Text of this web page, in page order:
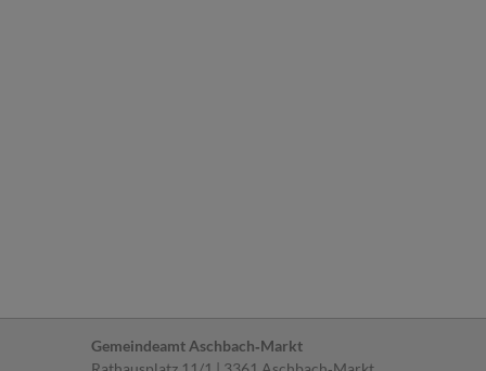
Gemeindeamt Aschbach‐Markt